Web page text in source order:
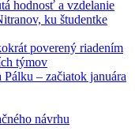
hodnosť a vzdelanie
ku študentke
poverený riadením
týmov
– začiatok januára
návrhu